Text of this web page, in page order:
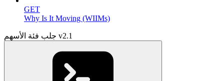
GET
Why Is It Moving (WIIMs)
جلب فئة الأسهم v2.1